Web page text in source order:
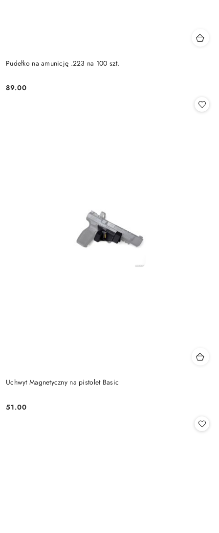
Pudełko na amunicję .223 na 100 szt.
Cena:
89.00
Uchwyt Magnetyczny na pistolet Basic
Cena:
51.00